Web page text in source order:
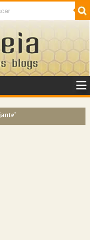
SaÃºde
'